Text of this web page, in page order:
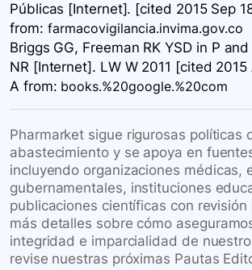
Públicas [Internet]. [cited 2015 Sep
from: farmacovigilancia.invima.gov.co
Briggs GG, Freeman RK YSD in P
NR [Internet]. LW W 2011 [cited
A from: books.%20google.%20com
Pharmarket sigue rigurosas políticas
abastecimiento y se apoya en
incluyendo organizaciones médicas,
gubernamentales, instituciones
publicaciones científicas con revisión
más detalles sobre cómo
integridad e imparcialidad de
revise nuestras próximas Pautas